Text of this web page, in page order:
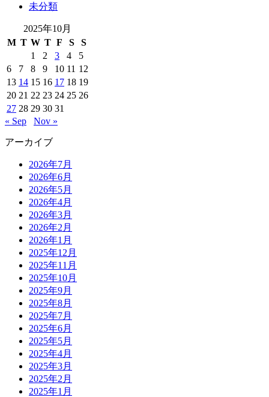
未分類
2025年10月
M T W T F S
S
1
2 3 4
5
6
7 8 9 10 11 12
13 14 15 16 17 18 19
20 21 22 23 24 25 26
27 28 29 30 31
« Sep
Nov »
アーカイブ
2026年7月
2026年6月
2026年5月
2026年4月
2026年3月
2026年2月
2026年1月
2025年12月
2025年11月
2025年10月
2025年9月
2025年8月
2025年7月
2025年6月
2025年5月
2025年4月
2025年3月
2025年2月
2025年1月